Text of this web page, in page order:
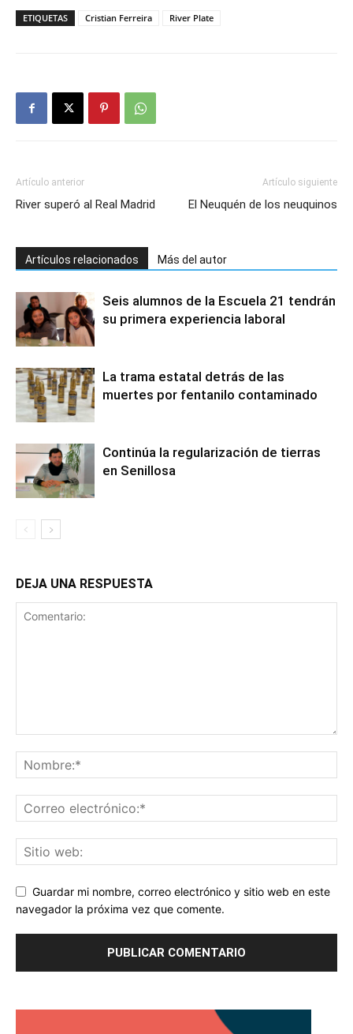
ETIQUETAS Cristian Ferreira River Plate
Artículo anterior
River superó al Real Madrid
Artículo siguiente
El Neuquén de los neuquinos
Artículos relacionados Más del autor
Seis alumnos de la Escuela 21 tendrán
su primera experiencia laboral
La trama estatal detrás de las
muertes por fentanilo contaminado
Continúa la regularización de tierras
en Senillosa
DEJA UNA RESPUESTA
Guardar mi nombre, correo electrónico y sitio web en este
navegador la próxima vez que comente.